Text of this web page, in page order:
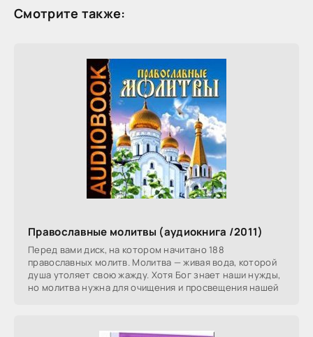
Смотрите также:
Православные молитвы (аудиокнига /2011)
Перед вами диск, на котором начитано 188
православных молитв. Молитва — живая вода, которой
душа утоляет свою жажду. Хотя Бог знает наши нужды,
но молитва нужна для очищения и просвещения нашей